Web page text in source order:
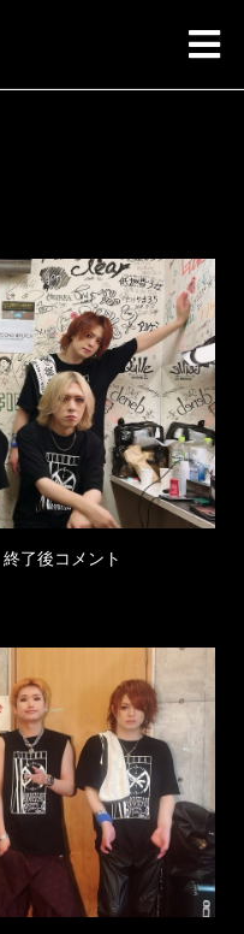
了後コメント